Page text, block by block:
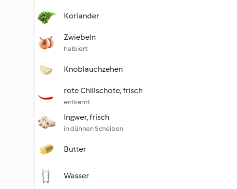
Koriander
Zwiebeln
halbiert
Knoblauchzehen
rote Chilischote, frisch
entkernt
Ingwer, frisch
in dünnen Scheiben
Butter
Wasser